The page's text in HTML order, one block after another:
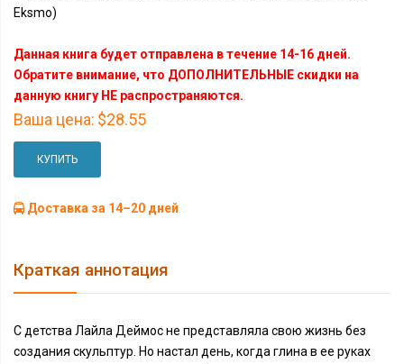
Eksmo)
Данная книга будет отправлена в течение 14-16 дней.
Обратите внимание, что ДОПОЛНИТЕЛЬНЫЕ скидки на
данную книгу НЕ распространяются.
Ваша цена: $28.55
КУПИТЬ
Доставка за 14–20 дней
Краткая аннотация
С детства Лайла Деймос не представляла свою жизнь без
создания скульптур. Но настал день, когда глина в ее руках